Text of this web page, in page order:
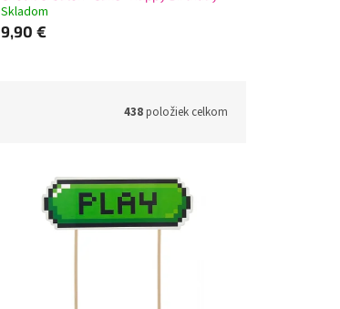
Skladom
9,90 €
438položiek celkom